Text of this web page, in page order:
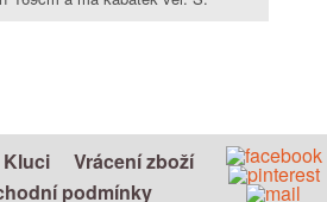
Kluci
Vrácení zboží
podmínky